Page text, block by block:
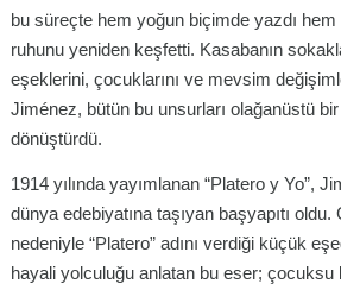
bu süreçte hem yoğun biçimde yazdı hem
ruhunu yeniden keşfetti. Kasabanın
eşeklerini, çocuklarını ve mevsim
Jiménez, bütün bu unsurları olağanüstü
dönüştürdü.
1914 yılında yayımlanan “Platero y Yo”,
dünya edebiyatına taşıyan başyapıtı
nedeniyle “Platero” adını verdiği küçük
hayali yolculuğu anlatan bu eser;